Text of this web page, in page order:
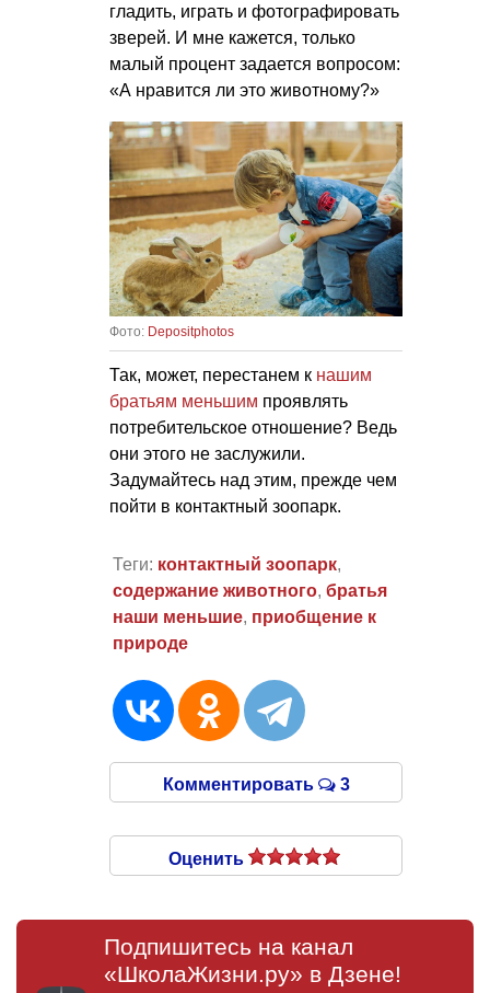
гладить, играть и фотографировать
зверей. И мне кажется, только
малый процент задается вопросом:
«А нравится ли это животному?»
Фото: Depositphotos
Так, может, перестанем к нашим
братьям меньшим проявлять
потребительское отношение? Ведь
они этого не заслужили.
Задумайтесь над этим, прежде чем
пойти в контактный зоопарк.
Теги: контактный зоопарк,
содержание животного, братья
наши меньшие, приобщение к
природе
Комментировать 3
Оценить
Подпишитесь на канал
«ШколаЖизни.ру» в Дзене!